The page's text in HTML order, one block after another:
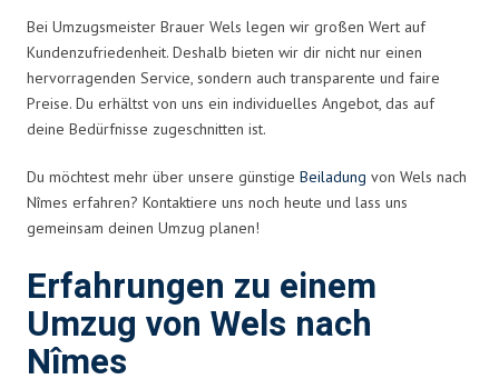
Bei Umzugsmeister Brauer Wels legen wir großen Wert auf
Kundenzufriedenheit. Deshalb bieten wir dir nicht nur einen
hervorragenden Service, sondern auch transparente und faire
Preise. Du erhältst von uns ein individuelles Angebot, das auf
deine Bedürfnisse zugeschnitten ist.
Du möchtest mehr über unsere günstige Beiladung von Wels nach
Nîmes erfahren? Kontaktiere uns noch heute und lass uns
gemeinsam deinen Umzug planen!
Erfahrungen zu einem
Umzug von Wels nach
Nîmes